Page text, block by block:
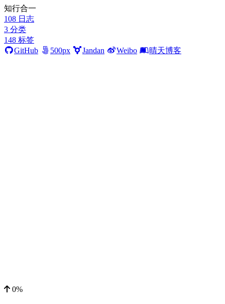
知行合一
108 日志
3 分类
148 标签
GitHub
500px Jandan Weibo 晴天博客
0%